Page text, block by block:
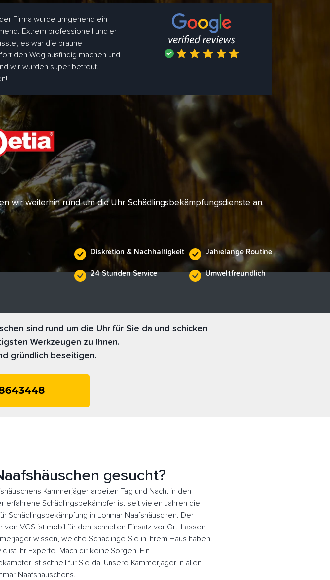
Firma wurde umgehend ein
Extrem professionell und er
es war die braune
den Weg ausfindig machen und
wir wurden super betreut.
wir weiterhin rund um die Uhr Schädlingsbekämpfungsdienste an.
Diskretion & Nachhaltigkeit
24 Stunden Service
Jahrelange Routine
Umweltfreundlich
sind rund um die Uhr für Sie da und schicken
Werkzeugen zu Ihnen.
gründlich beseitigen.
gesucht?
Kammerjäger arbeiten Tag und Nacht in den
erfahrene Schädlingsbekämpfer ist seit vielen Jahren die
Schädlingsbekämpfung in Lohmar Naafshäuschen. Der
von VGS ist mobil für den schnellen Einsatz vor Ort! Lassen
wissen, welche Schädlinge Sie in Ihrem Haus haben.
ist Ihr Experte. Mach dir keine Sorgen! Ein
ist schnell für Sie da! Unsere Kammerjäger in allen
Naafshäuschens.